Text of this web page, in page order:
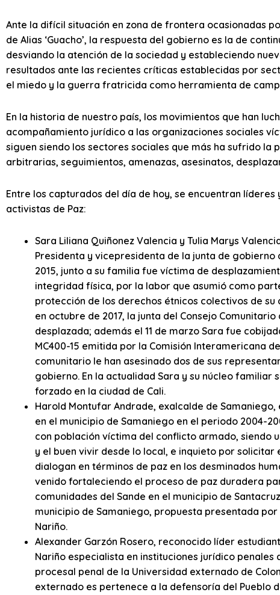
Ante la difícil situación en zona de frontera ocasionadas
de Alias ‘Guacho’, la respuesta del gobierno es la de
desviando la atención de la sociedad y estableciendo
resultados ante las recientes críticas establecidas por
el miedo y la guerra fratricida como herramienta de
En la historia de nuestro país, los movimientos que han
acompañamiento jurídico a las organizaciones sociales
siguen siendo los sectores sociales que más ha sufrido
arbitrarias, seguimientos, amenazas, asesinatos,
Entre los capturados del día de hoy, se encuentran líderes
activistas de Paz:
Sara Liliana Quiñonez Valencia y Tulia Marys
Presidenta y vicepresidenta de la junta de gobierno
2015, junto a su familia fue víctima de
integridad física, por la labor que asumió como
protección de los derechos étnicos colectivos de
en octubre de 2017, la junta del Consejo
desplazada; además el 11 de marzo Sara fue
MC400-15 emitida por la Comisión Interamericana
comunitario le han asesinado dos de sus
gobierno. En la actualidad Sara y su núcleo
forzado en la ciudad de Cali.
Harold Montufar Andrade, exalcalde de
en el municipio de Samaniego en el periodo 2004-
con población víctima del conflicto armado, siendo
y el buen vivir desde lo local, e inquieto por
dialogan en términos de paz en los desminados
venido fortaleciendo el proceso de paz duradera
comunidades del Sande en el municipio de
municipio de Samaniego, propuesta presentada
Nariño.
Alexander Garzón Rosero, reconocido líder
Nariño especialista en instituciones jurídico
procesal penal de la Universidad externado de
externado es pertenece a la defensoría del Pueblo